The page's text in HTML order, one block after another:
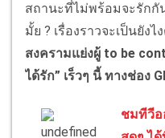
สถานะที่ไม่พร้อมจะรักกั
มั้ย ? เรื่องราวจะเป็นยัง
สงครามแย่งผู้ to be
ได้รัก” เร็วๆ นี้ ทางช่อง
ชมทีวีอ